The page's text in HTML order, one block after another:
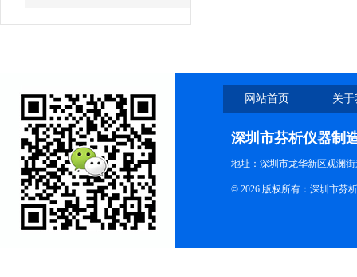
网站首页 关
深圳市芬析仪器制
地址：深圳市龙华新区观澜
© 2026 版权所有：深圳市芬